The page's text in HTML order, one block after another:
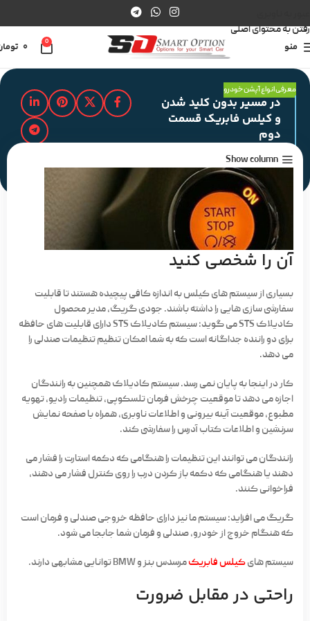
رفتن به محتوای اصلی
منو
0
معرفی انواع آپشن خودرو
در مسیر بدون کلید شدن
و کیلس فابریک قسمت
دوم
مدت زمان مطالعه : 2 دقیقه
Show column
آن را شخصی کنید
بسیاری از سیستم های کیلس به اندازه کافی پیچیده هستند تا قابلیت
سفارشی سازی هایی را داشته باشند. جودی گریگ، مدیر محصول
کادیلاک STS می گوید: سیستم کادیلاک STS دارای قابلیت های حافظه
برای دو راننده جداگانه است که به شما امکان تنظیم تنظیمات صندلی را
می دهد.
کار در اینجا به پایان نمی رسد. سیستم کادیلاک همچنین به رانندگان
اجازه می دهد تا موقعیت چرخش فرمان تلسکوپی، تنظیمات رادیو، تهویه
مطبوع، موقعیت آینه بیرونی و اطلاعات ناوبری، همراه با صفحه نمایش
سرنشین و اطلاعات کتاب آدرس را سفارشی کند.
رانندگان می توانند این تنظیمات را هنگامی که دکمه استارت را فشار می
دهند یا هنگامی که دکمه باز کردن درب را روی کنترل فشار می دهند،
فراخوانی کنند.
گریگ می افزاید: سیستم ما نیز دارای حافظه خروجی صندلی و فرمان است
که هنگام خروج از خودرو، صندلی و فرمان شما جابجا می شود.
سیستم هایکیلس فابریکمرسدس بنز و BMW توانایی مشابهی دارند.
راحتی در مقابل ضرورت